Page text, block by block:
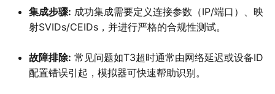
集成步骤: 成功集成需要定义连接参数（IP/端口）、映
射SVIDs/CEIDs，并进行严格的合规性测试。
故障排除: 常见问题如T3超时通常由网络延迟或设备ID
配置错误引起，模拟器可快速帮助识别。